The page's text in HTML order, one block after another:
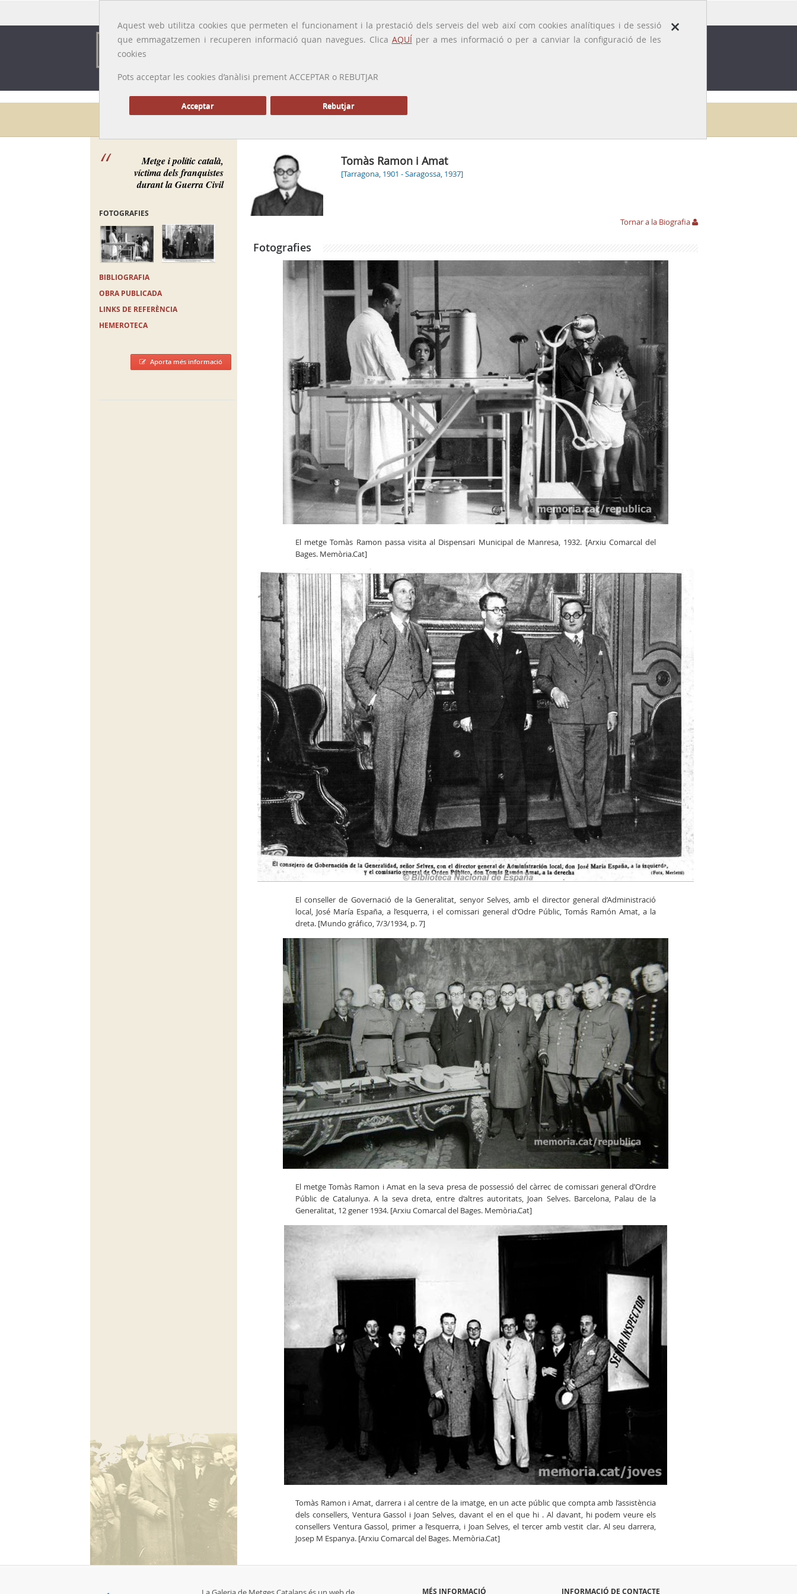
×
Aquest web utilitza cookies que permeten el funcionament i la prestació dels serveis del web així com cookies analítiques i de sessió
que emmagatzemen i recuperen informació quan navegues. Clica AQUÍper a mes informació o per a canviar la configuració de les
cookies
Pots acceptar les cookies d’anàlisi prement ACCEPTAR o REBUTJAR
Acceptar Rebutjar
PRESENTACIÓ GALERIA
Galeria de metges
Metge i polític català,
víctima dels franquistes
durant la Guerra Civil
FOTOGRAFIES
BIBLIOGRAFIA
OBRA PUBLICADA
LINKS DE REFERÈNCIA
HEMEROTECA
Aporta més informació
Tomàs Ramon i Amat
[Tarragona, 1901 - Saragossa, 1937]
Tornar a la Biografia
Fotografies
El metge Tomàs Ramon passa visita al Dispensari Municipal de Manresa, 1932. [Arxiu Comarcal del
Bages. Memòria.Cat]
El conseller de Governació de la Generalitat, senyor Selves, amb el director general d’Administració
local, José María España, a l’esquerra, i el comissari general d’Odre Públic, Tomás Ramón Amat, a la
dreta. [Mundo gráfico, 7/3/1934, p. 7]
El metge Tomàs Ramon i Amat en la seva presa de possessió del càrrec de comissari general d’Ordre
Públic de Catalunya. A la seva dreta, entre d’altres autoritats, Joan Selves. Barcelona, Palau de la
Generalitat, 12 gener 1934. [Arxiu Comarcal del Bages. Memòria.Cat]
Tomàs Ramon i Amat, darrera i al centre de la imatge, en un acte públic que compta amb l’assistència
dels consellers, Ventura Gassol i Joan Selves, davant el en el que hi . Al davant, hi podem veure els
consellers Ventura Gassol, primer a l’esquerra, i Joan Selves, el tercer amb vestit clar. Al seu darrera,
Josep M Espanya. [Arxiu Comarcal del Bages. Memòria.Cat]
MÉS INFORMACIÓ INFORMACIÓ DE CONTACTE